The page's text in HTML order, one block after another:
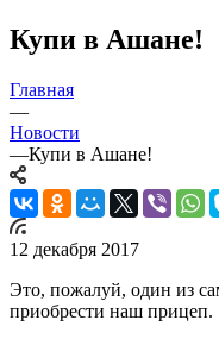
Купи в Ашане!
Главная
—
Новости
—Купи в Ашане!
12 декабря 2017
Это, пожалуй, один из
приобрести наш прицеп.